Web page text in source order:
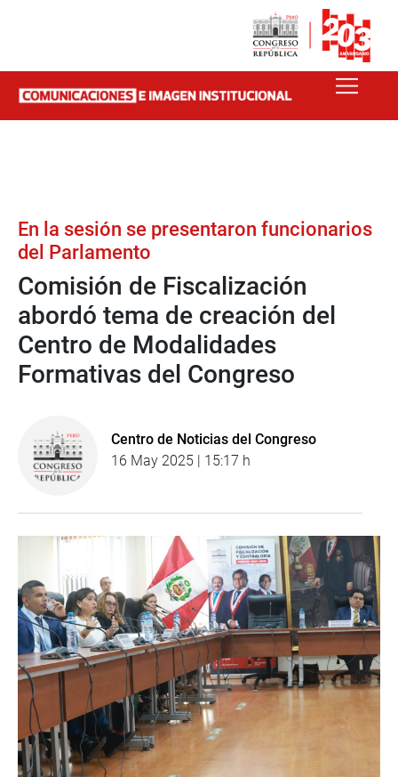
En la sesión se presentaron funcionarios
del Parlamento
Comisión de Fiscalización
abordó tema de creación del
Centro de Modalidades
Formativas del Congreso
Centro de Noticias del Congreso
16 May 2025 | 15:17 h